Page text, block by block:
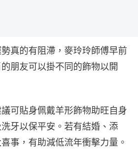
真的有阻滯，麥玲玲師傅早前
朋友可以掛不同的飾物以開
可貼身佩戴羊形飾物助旺自身
牙以保平安。若有結婚、添
事，有助減低流年衝擊力量。